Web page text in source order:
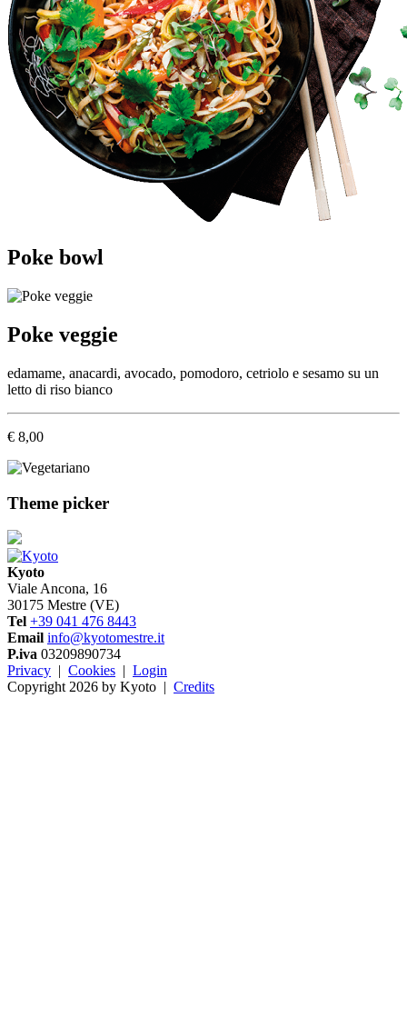
Poke bowl
Poke veggie
edamame, anacardi, avocado, pomodoro, cetriolo e sesamo su un
letto di riso bianco
€ 8,00
Theme picker
Kyoto
Viale Ancona, 16
30175 Mestre (VE)
Tel +39 041 476 8443
Email info@kyotomestre.it
P.iva 03209890734
Privacy
Cookies
Login
Copyright 2026 by Kyoto
Credits